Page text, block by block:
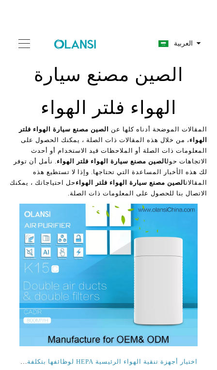
العربية
الصين مصنع سيارة
الهواء فلتر الهواء
المقالات الموضحة أدناه كلها عن
الصين مصنع سيارة الهواء فلتر
الهواء ، من خلال هذه المقالات ذات الصلة ، يمكنك الحصول على
المعلومات ذات الصلة أو الملاحظات قيد الاستخدام أو أحدث
الاتجاهات حولالصين مصنع سيارة الهواء فلتر الهواء. نأمل أن توفر
لك هذه الأخبار المساعدة التي تحتاجها. وإذا لا تستطيع هذه
المقالاتالصين مصنع سيارة الهواء فلتر الهواء حل احتياجاتك ، يمكنك
الاتصال بنا للحصول على المعلومات ذات الصلة.
اختيار أجهزة تنقية الهواء الرئيسية HEPA لوظائفها بتكلفة منخفضة